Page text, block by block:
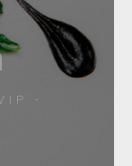
-